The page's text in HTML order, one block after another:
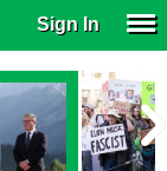
Sign In